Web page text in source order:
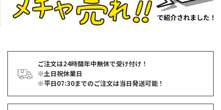
ご注文は24時間年中無休で受け付け！
※土日祝休業日
※平日07:30までのご注文は当日発送可能！